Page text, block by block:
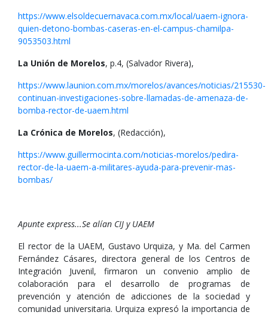
https://www.elsoldecuernavaca.com.mx/local/uaem-ignora-
quien-detono-bombas-caseras-en-el-campus-chamilpa-
9053503.html
La Unión de Morelos, p.4, (Salvador Rivera),
https://www.launion.com.mx/morelos/avances/noticias/215530-
continuan-investigaciones-sobre-llamadas-de-amenaza-de-
bomba-rector-de-uaem.html
La Crónica de Morelos, (Redacción),
https://www.guillermocinta.com/noticias-morelos/pedira-
rector-de-la-uaem-a-militares-ayuda-para-prevenir-mas-
bombas/
Apunte express...Se alían CIJ y UAEM
El rector de la UAEM, Gustavo Urquiza, y Ma. del Carmen
Fernández Cásares, directora general de los Centros de
Integración Juvenil, firmaron un convenio amplio de
colaboración para el desarrollo de programas de
prevención y atención de adicciones de la sociedad y
comunidad universitaria. Urquiza expresó la importancia de